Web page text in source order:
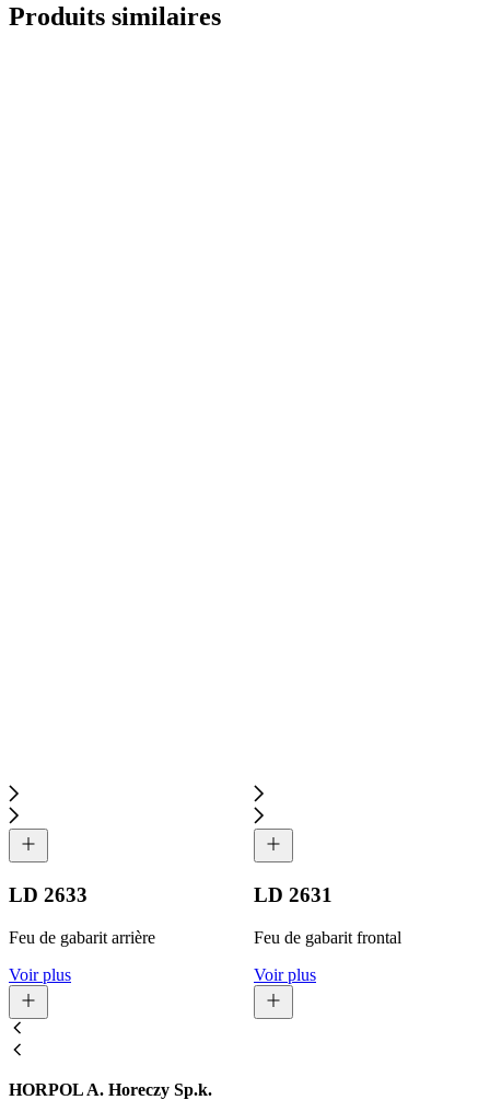
Produits similaires
LD 2633
Feu de gabarit arrière
Voir plus
LD 2631
Feu de gabarit frontal
Voir plus
HORPOL A. Horeczy Sp.k.